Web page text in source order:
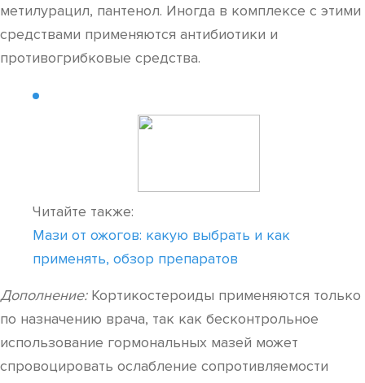
метилурацил, пантенол. Иногда в комплексе с этими
средствами применяются антибиотики и
противогрибковые средства.
Читайте также:
Мази от ожогов: какую выбрать и как
применять, обзор препаратов
Дополнение:Кортикостероиды применяются только
по назначению врача, так как бесконтрольное
использование гормональных мазей может
спровоцировать ослабление сопротивляемости